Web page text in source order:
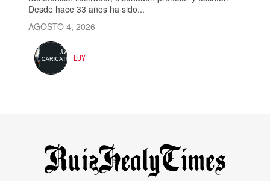
Desde hace 33 años ha sido...
AGOSTO 4, 2026
LUY